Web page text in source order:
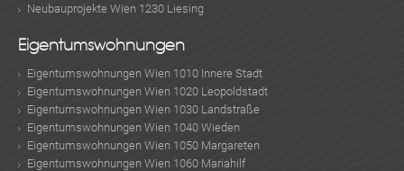
Neubauprojekte Wien 1230 Liesing
Eigentumswohnungen
Eigentumswohnungen Wien 1010 Innere Stadt
Eigentumswohnungen Wien 1020 Leopoldstadt
Eigentumswohnungen Wien 1030 Landstraße
Eigentumswohnungen Wien 1040 Wieden
Eigentumswohnungen Wien 1050 Margareten
Eigentumswohnungen Wien 1060 Mariahilf